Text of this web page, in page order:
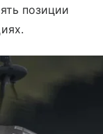
позиции